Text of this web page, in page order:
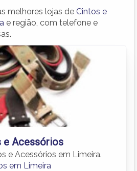
melhores lojas de Cintos e
e região, com telefone e
e Acessórios
e Acessórios em Limeira.
em Limeira